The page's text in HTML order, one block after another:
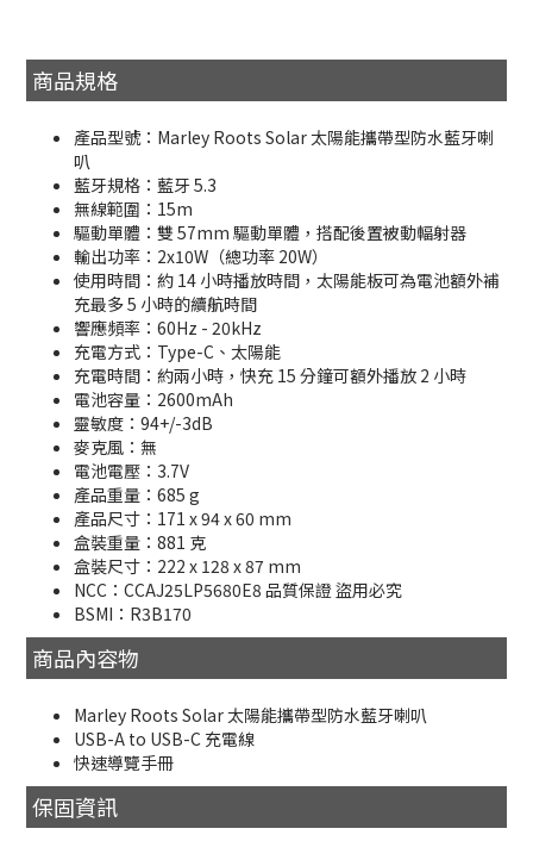
商品規格
產品型號：Marley Roots Solar 太陽能攜帶型防水藍牙喇
叭
藍牙規格：藍牙 5.3
無線範圍：15m
驅動單體：雙 57mm 驅動單體，搭配後置被動輻射器
輸出功率：2x10W（總功率 20W）
使用時間：約 14 小時播放時間，太陽能板可為電池額外補
充最多 5 小時的續航時間
響應頻率：60Hz - 20kHz
充電方式：Type-C、太陽能
充電時間：約兩小時，快充 15 分鐘可額外播放 2 小時
電池容量：2600mAh
靈敏度：94+/-3dB
麥克風：無
電池電壓：3.7V
產品重量：685 g
產品尺寸：171 x 94 x 60 mm
盒裝重量：881 克
盒裝尺寸：222 x 128 x 87 mm
NCC：CCAJ25LP5680E8 品質保證 盜用必究
BSMI：R3B170
商品內容物
Marley Roots Solar 太陽能攜帶型防水藍牙喇叭
USB-A to USB-C 充電線
快速導覽手冊
保固資訊